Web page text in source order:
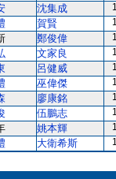
沈集成
賀賢
鄭俊偉
文家良
呂健威
巫偉傑
廖康銘
伍鵬志
姚本輝
大衛希斯